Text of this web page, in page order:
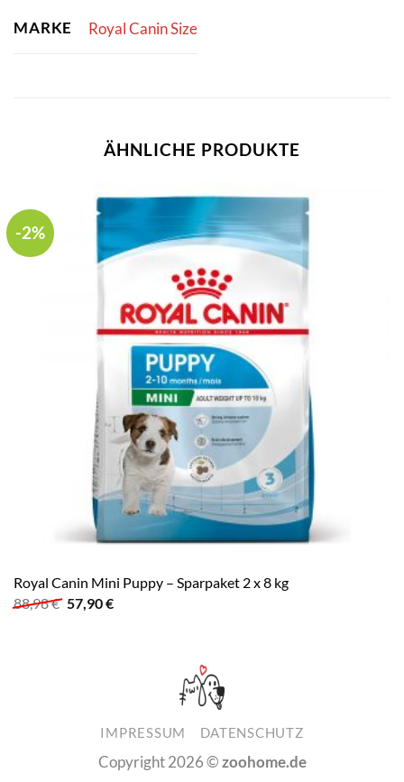
MARKE Royal Canin Size
ÄHNLICHE PRODUKTE
-2%
Royal Canin Mini Puppy – Sparpaket 2 x 8 kg
88,98€ Ursprünglicher
Preis
57,90€Aktueller
IMPRESSUM DATENSCHUTZ
Copyright 2026 ©zoohome.de